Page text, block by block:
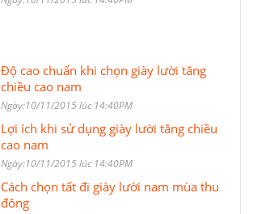
Độ cao chuẩn khi chọn giày lười tăng
chiều cao nam
Ngày:10/11/2015 lúc 14:40PM
Lợi ích khi sử dụng giày lười tăng chiều
cao nam
Ngày:10/11/2015 lúc 14:40PM
Cách chọn tất đi giày lười nam mùa thu
đông